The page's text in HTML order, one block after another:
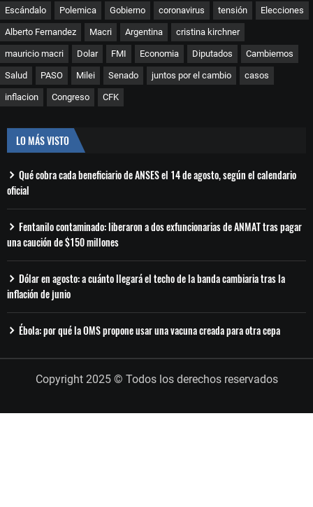
Escándalo Polemica Gobierno coronavirus tensión Elecciones
Alberto Fernandez Macri Argentina cristina kirchner
mauricio macri Dolar FMI Economia Diputados Cambiemos
Salud PASO Milei Senado juntos por el cambio casos
inflacion Congreso CFK
LO MÁS VISTO
Qué cobra cada beneficiario de ANSES el 14 de agosto, según el calendario
oficial
Fentanilo contaminado: liberaron a dos exfuncionarias de ANMAT tras pagar
una caución de $150 millones
Dólar en agosto: a cuánto llegará el techo de la banda cambiaria tras la
inflación de junio
Ébola: por qué la OMS propone usar una vacuna creada para otra cepa
Copyright 2025 © Todos los derechos reservados